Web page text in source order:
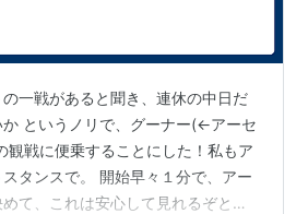
一戦があると聞き、連休の中日だ
か というノリで、グーナー(←アーセ
観戦に便乗することにした！私もア
タンスで。 開始早々１分で、アー
て、これは安心して見れるぞと思